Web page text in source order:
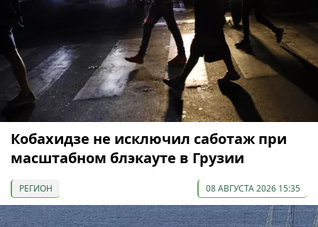
Кобахидзе не исключил саботаж при
масштабном блэкауте в Грузии
РЕГИОН 08 АВГУСТА 2026 15:35